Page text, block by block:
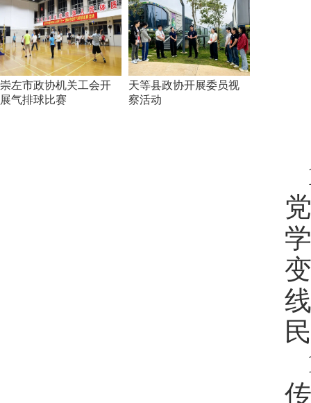
崇左市政协机关工会开
展气排球比赛
天等县政协开展委员视
察活动